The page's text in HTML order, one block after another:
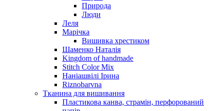
Природа
Люди
Леля
Марічка
Вишивка хрестиком
Шаменко Наталія
Kingdom of handmade
Stitch Color Mix
Наніашвілі Ірина
Riznobarvna
Тканина для вишивання
Пластикова канва, страмін, перфорований